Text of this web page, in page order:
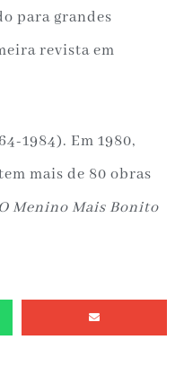
para grandes
revista em
1984). Em 1980,
mais de 80 obras
O Menino Mais Bonito